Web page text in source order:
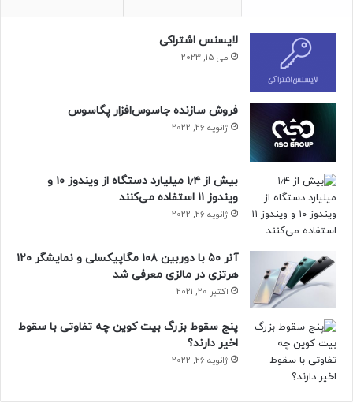
حساب‌های جعلی منتسب به سیاست‌مداران و ورزشکاران و سایر
افراد معروف در روزهای اخیر توییت‌های توهین‌آمیز و حاوی
اطلاعات گمراه‌کننده منتشر کرده‌اند.ایلان ماسک
توییتر گفته است که باید تمامی این حساب‌ها شناسایی و تعلیق
شوند.
لایسنس اشتراکی
می 15, 2023
فروش سازنده جاسوس‌افزار پگاسوس
ژانویه 26, 2022
بیش از ۱٫۴ میلیارد دستگاه از ویندوز ۱۰ و
ویندوز ۱۱ استفاده می‌کنند
ژانویه 26, 2022
آنر ۵۰ با دوربین ۱۰۸ مگاپیکسلی و نمایشگر ۱۲۰
هرتزی در مالزی معرفی شد
اکتبر 20, 2021
پنج سقوط بزرگ بیت کوین چه تفاوتی با سقوط
اخیر دارند؟
ژانویه 26, 2022